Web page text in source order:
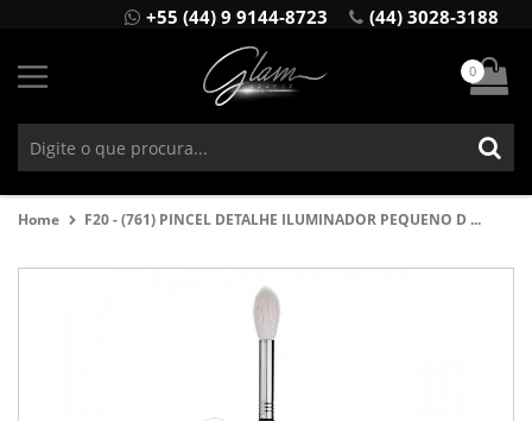
+55 (44) 9 9144-8723 (44) 3028-3188
0
Home F20 - (761) PINCEL DETALHE ILUMINADOR PEQUENO D ...